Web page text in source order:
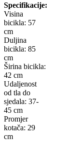
Specifikacije:
Visina
bicikla: 57
cm
Duljina
bicikla: 85
cm
Širina bicikla:
42 cm
Udaljenost
od tla do
sjedala: 37-
45 cm
Promjer
kotača: 29
cm